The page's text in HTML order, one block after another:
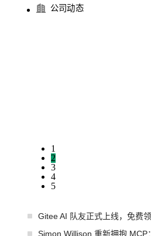
公司动态
1
2
3
4
5
Gitee AI 队友正式上线，免费
Simon Willison 重新拥抱 MCP